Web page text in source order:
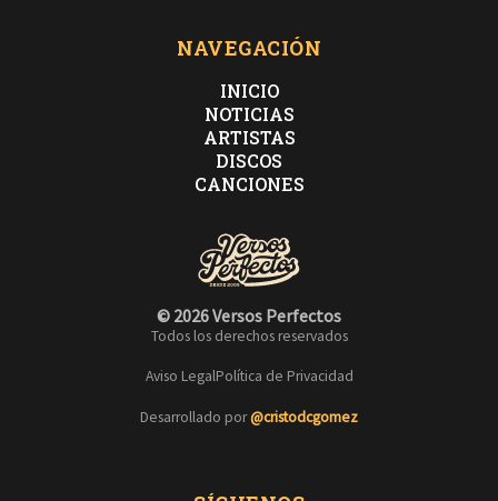
NAVEGACIÓN
INICIO
NOTICIAS
ARTISTAS
DISCOS
CANCIONES
© 2026 Versos Perfectos
Todos los derechos reservados
Aviso LegalPolítica de Privacidad
Desarrollado por@cristodcgomez